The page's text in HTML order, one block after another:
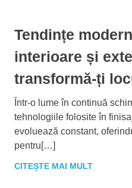
Tendințe
interioare și
transformă-ți
Într-o lume în continuă
tehnologiile folosite în
evoluează constant,
pentru[…]
CITEȘTE MAI MULT